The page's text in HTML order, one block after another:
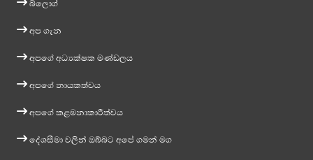
බ්ලොග්
අප ගැන
අපගේ අධ්‍යක්ෂක මණ්ඩලය
අපගේ නායකත්වය
අපගේ කළමනාකාරීත්වය
දේශසීමා වලින් ඔබ්බට අපේ ගමන් මග